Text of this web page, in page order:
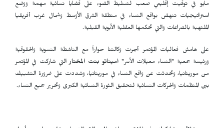
مايو في توقيت إقليمي صعب لتسليط الضوء على قضايا نسائية مهمة ووضع
استراتيجيات تنهض بواقع النساء في منطقة الشرق الأوسط وشمال غرب أفريقيا
الملتهبة بالصراعات والتي تحكمها العقلية الأبوية القبلية.
على هامش فعاليات المؤتمر أجرت وكالتنا حواراً مع الناشطة النسوية والحقوقية
ورئيسة جمعية "النساء معيلات الأسر" اميناتو بنت المختارالتي شاركت في المؤتمر
من موريتانيا، وتحدثت عن واقع النساء في موريتانيا، وشددت على ضرورة التشبيك
بين المنظمات والحركات النسائية لتحقيق الثورة النسائية الكبرى وتحرير جميع النساء.